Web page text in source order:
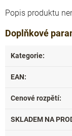
Popis produktu
Doplňkové
Kategorie:
EAN:
Cenové rozpětí:
SKLADEM NA